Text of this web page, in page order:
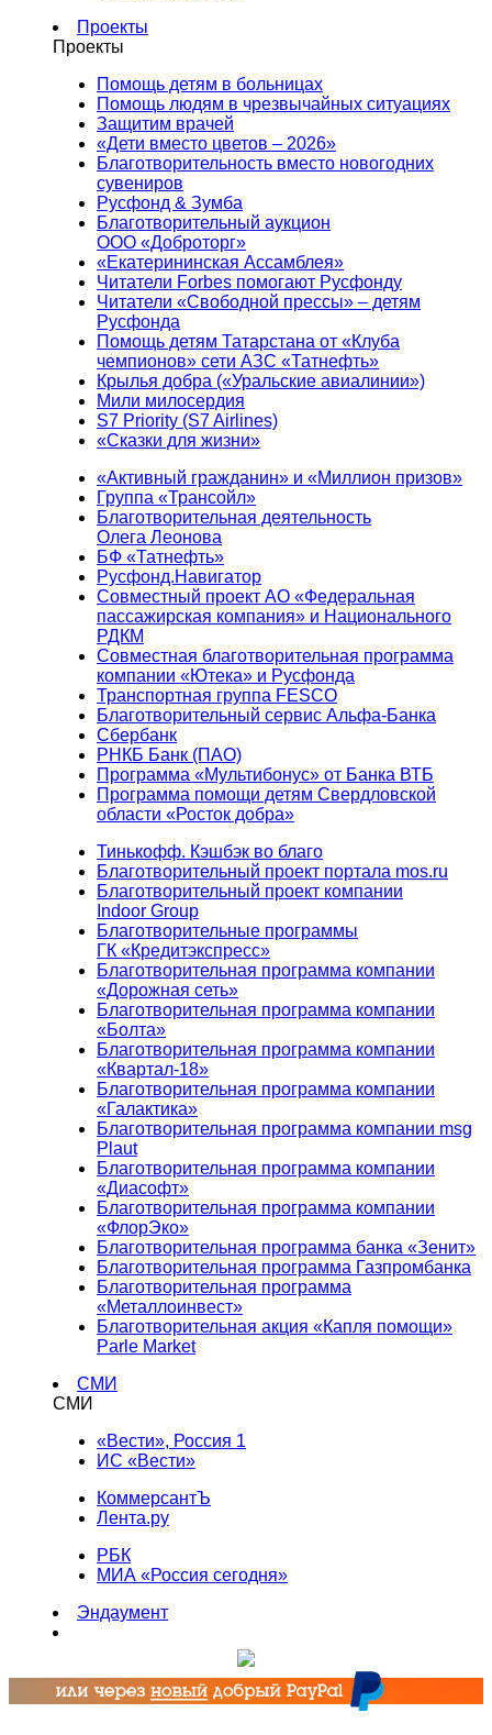
Проекты
Проекты
Помощь детям в больницах
Помощь людям в чрезвычайных ситуациях
Защитим врачей
«Дети вместо цветов – 2026»
Благотворительность вместо новогодних
сувениров
Русфонд & Зумба
Благотворительный аукцион
ООО «Доброторг»
«Екатерининская Ассамблея»
Читатели Forbes помогают Русфонду
Читатели «Свободной прессы» – детям
Русфонда
Помощь детям Татарстана от «Клуба
чемпионов» сети АЗС «Татнефть»
Крылья добра («Уральские авиалинии»)
Мили милосердия
S7 Priority (S7 Airlines)
«Сказки для жизни»
«Активный гражданин» и «Миллион призов»
Группа «Трансойл»
Благотворительная деятельность
Олега Леонова
БФ «Татнефть»
Русфонд.Навигатор
Совместный проект АО «Федеральная
пассажирская компания» и Национального
РДКМ
Совместная благотворительная программа
компании «Ютека» и Русфонда
Транспортная группа FESCO
Благотворительный сервис Альфа-Банка
Сбербанк
РНКБ Банк (ПАО)
Программа «Мультибонус» от Банка ВТБ
Программа помощи детям Свердловской
области «Росток добра»
Тинькофф. Кэшбэк во благо
Благотворительный проект портала mos.ru
Благотворительный проект компании
Indoor Group
Благотворительные программы
ГК «Кредитэкспресс»
Благотворительная программа компании
«Дорожная сеть»
Благотворительная программа компании
«Болта»
Благотворительная программа компании
«Квартал-18»
Благотворительная программа компании
«Галактика»
Благотворительная программа компании msg
Plaut
Благотворительная программа компании
«Диасофт»
Благотворительная программа компании
«ФлорЭко»
Благотворительная программа банка «Зенит»
Благотворительная программа Газпромбанка
Благотворительная программа
«Металлоинвест»
Благотворительная акция «Капля помощи»
Parle Market
СМИ
СМИ
«Вести», Россия 1
ИС «Вести»
КоммерсантЪ
Лента.ру
РБК
МИА «Россия сегодня»
Эндаумент